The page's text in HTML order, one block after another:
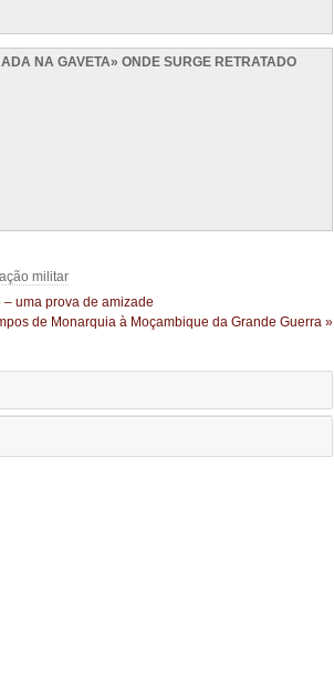
NA GAVETA» ONDE SURGE RETRATADO
militar
uma prova de amizade
de Monarquia à Moçambique da Grande Guerra »